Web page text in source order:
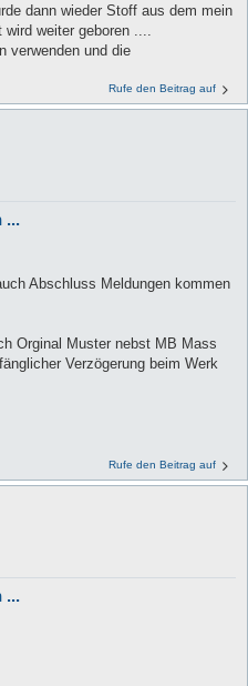
dann wieder Stoff aus dem mein
weiter geboren ....
verwenden und die
Rufe den Beitrag auf
...
Abschluss Meldungen kommen
Orginal Muster nebst MB Mass
Verzögerung beim Werk
Rufe den Beitrag auf
...